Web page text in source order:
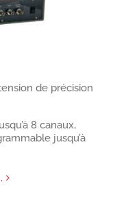
de précision
8 canaux,
jusqu’à